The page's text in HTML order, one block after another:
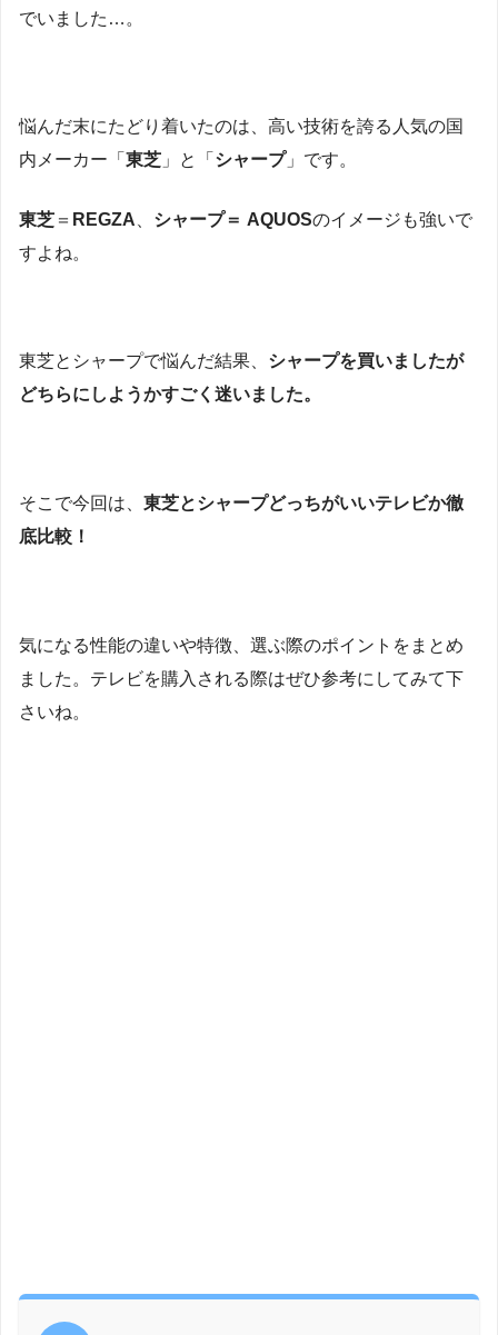
でいました…。
悩んだ末にたどり着いたのは、高い技術を誇る人気の国
内メーカー「 東芝 」と「 シャープ」です。
東芝 ＝ REGZA シャープ＝ AQUOSのイメージも強いで
すよね。
東芝とシャープで悩んだ結果、 シャープを買いましたが
どちらにしようかすごく迷いました。
そこで今回は、 東芝とシャープどっちがいいテレビか徹
底比較！
気になる性能の違いや特徴、選ぶ際のポイントをまとめ
ました。テレビを購入される際はぜひ参考にしてみて下
さいね。